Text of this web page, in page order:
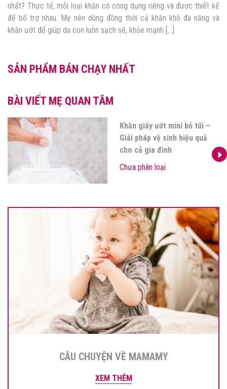
nhất? Thực tế, mỗi loại khăn có công dụng riêng và được thiết kế
để bổ trợ nhau. Mẹ nên dùng đồng thời cả khăn khô đa năng và
khăn ướt để giúp da con luôn sạch sẽ, khỏe mạnh […]
SẢN PHẨM BÁN CHẠY NHẤT
BÀI VIẾT MẸ QUAN TÂM
Khăn giấy ướt mini bỏ túi –
Giải pháp vệ sinh hiệu quả
cho cả gia đình
Chưa phân loại
CÂU CHUYỆN VỀ MAMAMY
XEM THÊM